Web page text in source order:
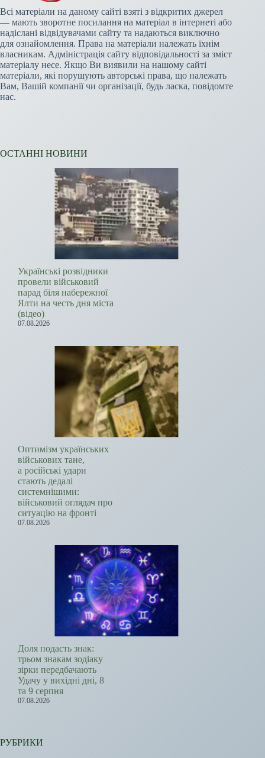
Всі матеріали на даному сайті взяті з відкритих джерел
— мають зворотне посилання на матеріал в інтернеті або
надіслані відвідувачами сайту та надаються виключно
для ознайомлення. Права на матеріали належать їхнім
власникам. Адміністрація сайту відповідальності за зміст
матеріалу несе. Якщо Ви виявили на нашому сайті
матеріали, які порушують авторські права, що належать
Вам, Вашій компанії чи організації, будь ласка, повідомте
нас.
ОСТАННІ НОВИНИ
Українські розвідники
провели військовий
парад біля набережної
Ялти на честь дня міста
(відео)
07.08.2026
Оптимізм українських
військових тане,
а російські удари
стають дедалі
системнішими:
військовий оглядач про
ситуацію на фронті
07.08.2026
Доля подасть знак:
трьом знакам зодіаку
зірки передбачають
Удачу у вихідні дні, 8
та 9 серпня
07.08.2026
РУБРИКИ